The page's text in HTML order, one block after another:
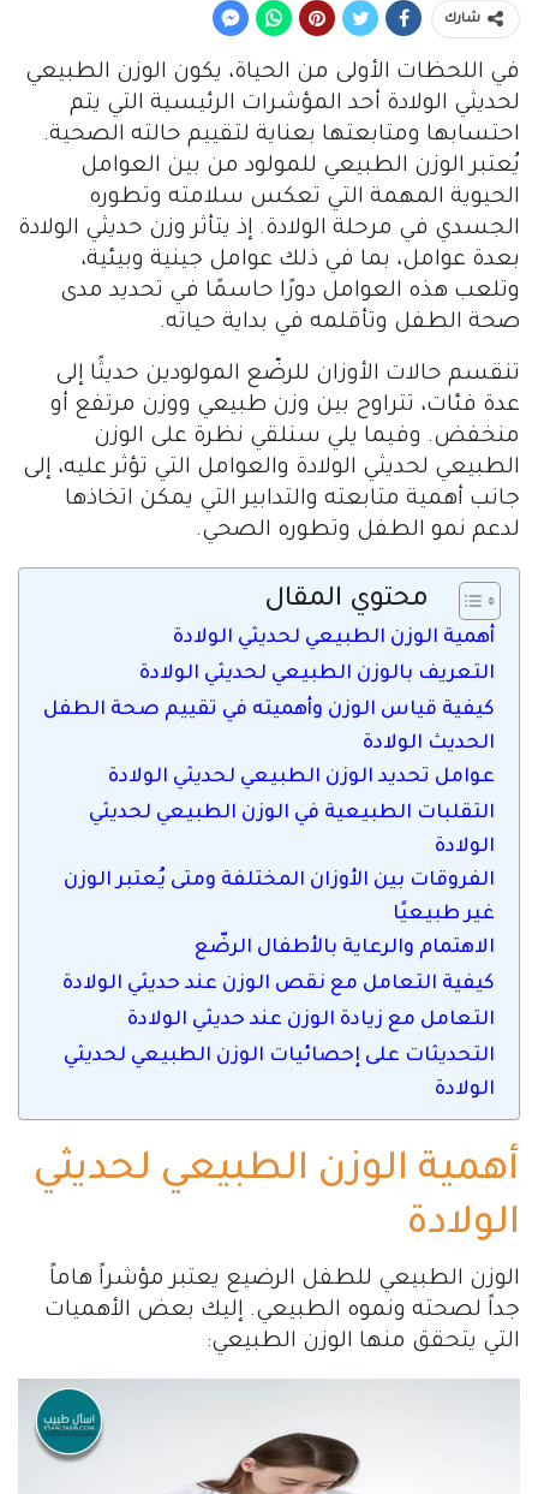
شارك
في اللحظات الأولى من الحياة، يكون الوزن الطبيعي
لحديثي الولادة أحد المؤشرات الرئيسية التي يتم
احتسابها ومتابعتها بعناية لتقييم حالته الصحية.
يُعتبر الوزن الطبيعي للمولود من بين العوامل
الحيوية المهمة التي تعكس سلامته وتطوره
الجسدي في مرحلة الولادة. إذ يتأثر وزن حديثي الولادة
بعدة عوامل، بما في ذلك عوامل جينية وبيئية،
وتلعب هذه العوامل دورًا حاسمًا في تحديد مدى
صحة الطفل وتأقلمه في بداية حياته.
تنقسم حالات الأوزان للرضّع المولودين حديثًا إلى
عدة فئات، تتراوح بين وزن طبيعي ووزن مرتفع أو
منخفض. وفيما يلي سنلقي نظرة على الوزن
الطبيعي لحديثي الولادة والعوامل التي تؤثر عليه، إلى
جانب أهمية متابعته والتدابير التي يمكن اتخاذها
لدعم نمو الطفل وتطوره الصحي.
محتوي المقال
أهمية الوزن الطبيعي لحديثي الولادة
التعريف بالوزن الطبيعي لحديثي الولادة
كيفية قياس الوزن وأهميته في تقييم صحة الطفل
الحديث الولادة
عوامل تحديد الوزن الطبيعي لحديثي الولادة
التقلبات الطبيعية في الوزن الطبيعي لحديثي
الولادة
الفروقات بين الأوزان المختلفة ومتى يُعتبر الوزن
غير طبيعيًا
الاهتمام والرعاية بالأطفال الرضّع
كيفية التعامل مع نقص الوزن عند حديثي الولادة
التعامل مع زيادة الوزن عند حديثي الولادة
التحديثات على إحصائيات الوزن الطبيعي لحديثي
الولادة
أهمية الوزن الطبيعي لحديثي
الولادة
الوزن الطبيعي للطفل الرضيع يعتبر مؤشراً هاماً
جداً لصحته ونموه الطبيعي. إليك بعض الأهميات
التي يتحقق منها الوزن الطبيعي: